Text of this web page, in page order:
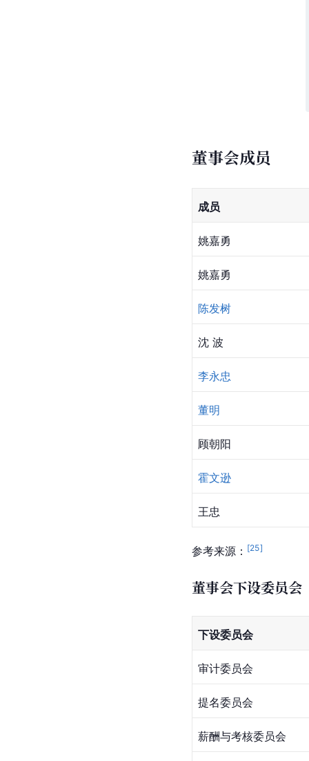
董事会成员
成员
姚嘉勇
姚嘉勇
陈发树
沈 波
李永忠
董明
顾朝阳
霍文逊
王忠
参考来源： [25]
董事会下设委员会
下设委员会
审计委员会
提名委员会
薪酬与考核委员会